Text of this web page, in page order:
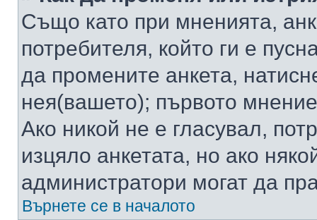
Също като при мненията,
потребителя, който ги е
да промените анкета,
нея(вашето); първото
Ако никой не е гласувал,
изцяло анкетата, но ако
администратори могат да
Върнете се в началото